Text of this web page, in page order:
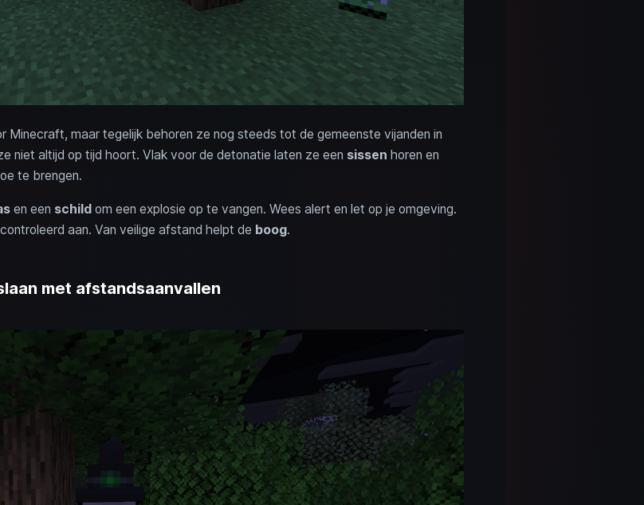
Minecraft, maar tegelijk behoren ze nog steeds tot de gemeenste vijanden in
niet altijd op tijd hoort. Vlak voor de detonatie laten ze een sissen horen en
te brengen.
en een schildom een explosie op te vangen. Wees alert en let op je omgeving.
aan. Van veilige afstand helpt de boog.
met afstandsaanvallen